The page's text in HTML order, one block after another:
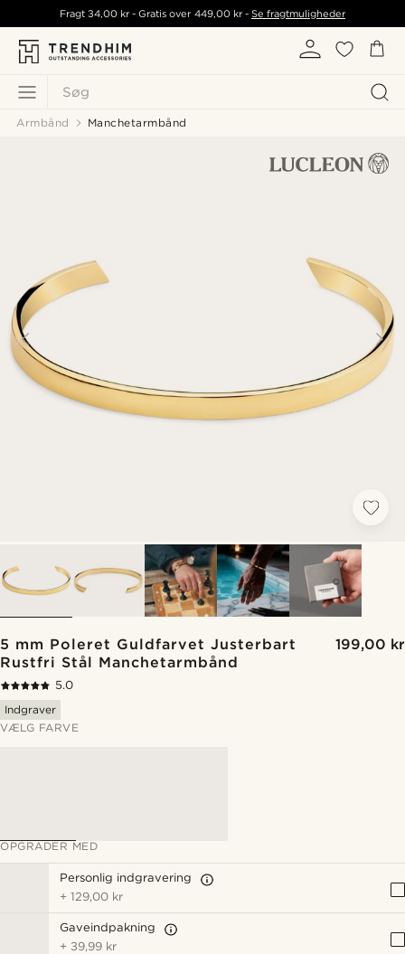
Søg
Fragt34,00 kr - Gratis over 449,00 kr- Se fragtmuligheder
Armbånd Manchetarmbånd
5 mm Poleret Guldfarvet Justerbart
Rustfri Stål Manchetarmbånd
199,00 kr
5.0
Indgraver
VÆLG FARVE
OPGRADER MED
Personlig indgravering
+129,00 kr
Gaveindpakning
+ 39,99 kr